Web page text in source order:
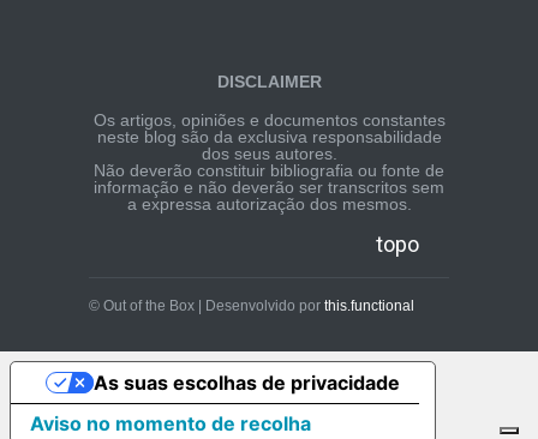
DISCLAIMER
Os artigos, opiniões e documentos constantes
neste blog são da exclusiva responsabilidade
dos seus autores.
Não deverão constituir bibliografia ou fonte de
informação e não deverão ser transcritos sem
a expressa autorização dos mesmos.
topo
© Out of the Box | Desenvolvido por this.functional
Aviso no momento de recolha
As suas escolhas de privacidade